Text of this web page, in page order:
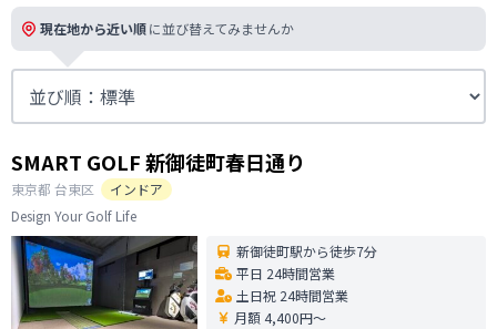
現在地から近い順に並び替えてみませんか
SMART GOLF 新御徒町春日通り
東京都 台東区
インドア
Design Your Golf Life
新御徒町駅から徒歩7分
平日 24時間営業
土日祝 24時間営業
月額 4,400円〜